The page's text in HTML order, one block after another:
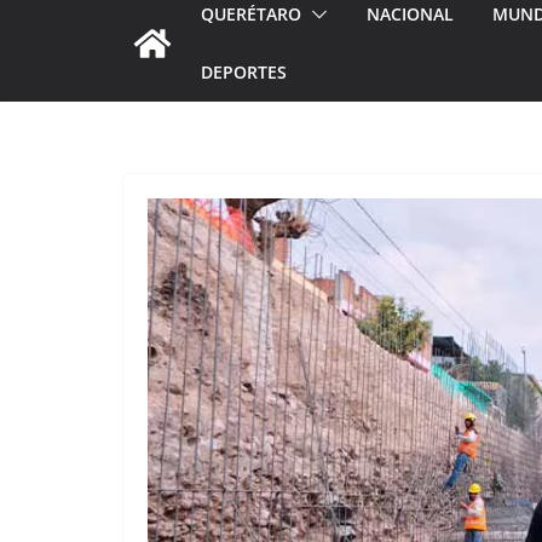
QUERÉTARO NACIONAL
DEPORTES